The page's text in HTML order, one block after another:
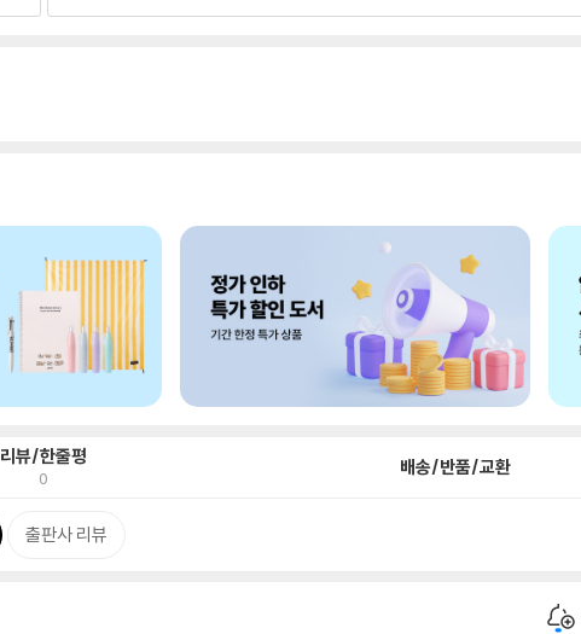
리뷰/한줄평
0 배송/반품/교환
출판사 리뷰